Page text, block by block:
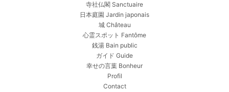
寺社仏閣 Sanctuaire
日本庭園 Jardin japonais
城 Château
心霊スポット Fantôme
銭湯 Bain public
ガイド Guide
幸せの言葉 Bonheur
Profil
Contact